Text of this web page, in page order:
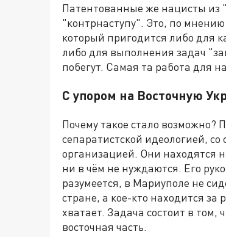
Патентованные же нацисты из
"контрнаступу". Это, по
который пригодится либо для
либо для выполнения задач
побегут. Самая та работа для
С упором на Восточную
Почему такое стало возможно?
сепаратистской идеологией,
организацией. Они находятся
ни в чём не нуждаются. Его
разумеется, в Мариуполе не
стране, а кое-кто находится за
хватает. Задача состоит в том,
восточная часть.